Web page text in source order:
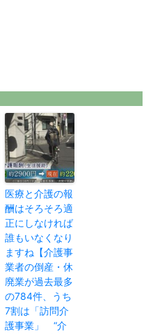
医療と介護の報
酬はそろそろ適
正にしなければ
誰もいなくなり
ますね【介護事
業者の倒産・休
廃業が過去最多
の784件、うち
7割は「訪問介
護事業」 “介